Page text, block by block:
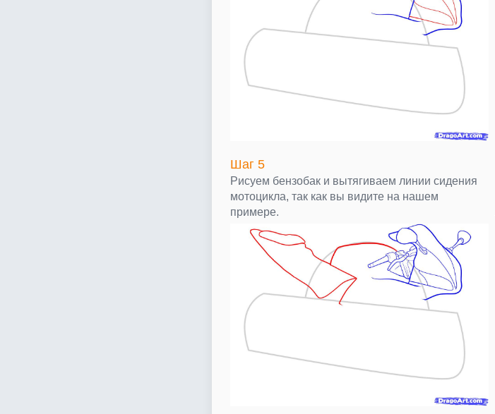
Шаг 5
Рисуем бензобак и вытягиваем линии сидения
мотоцикла, так как вы видите на нашем
примере.